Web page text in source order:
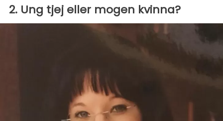
2. Ung tjej eller mogen kvinna?